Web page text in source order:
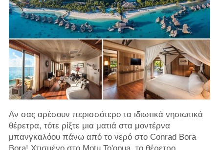
Αν σας αρέσουν περισσότερο τα ιδιωτικά νησιωτικά
θέρετρα, τότε ρίξτε μια ματιά στα μοντέρνα
μπανγκαλόου πάνω από το νερό στο Conrad Bora